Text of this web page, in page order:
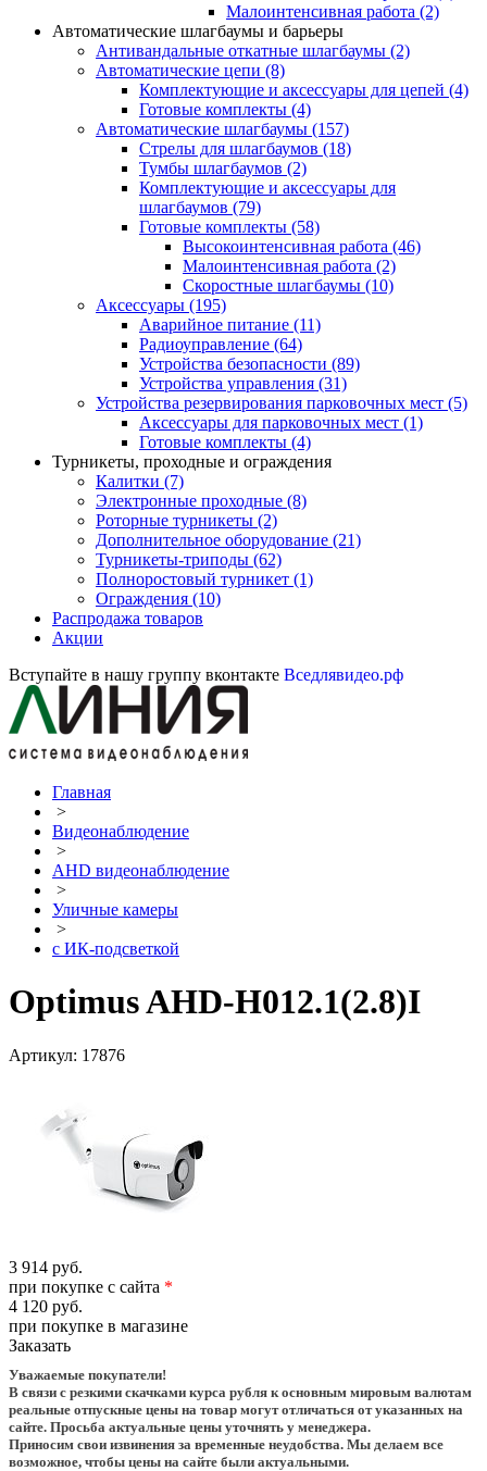
Малоинтенсивная работа (2)
Автоматические шлагбаумы и барьеры
Антивандальные откатные шлагбаумы (2)
Автоматические цепи (8)
Комплектующие и аксессуары для цепей (4)
Готовые комплекты (4)
Автоматические шлагбаумы (157)
Стрелы для шлагбаумов (18)
Тумбы шлагбаумов (2)
Комплектующие и аксессуары для
шлагбаумов (79)
Готовые комплекты (58)
Высокоинтенсивная работа (46)
Малоинтенсивная работа (2)
Скоростные шлагбаумы (10)
Аксессуары (195)
Аварийное питание (11)
Радиоуправление (64)
Устройства безопасности (89)
Устройства управления (31)
Устройства резервирования парковочных мест (5)
Аксессуары для парковочных мест (1)
Готовые комплекты (4)
Турникеты, проходные и ограждения
Калитки (7)
Электронные проходные (8)
Роторные турникеты (2)
Дополнительное оборудование (21)
Турникеты-триподы (62)
Полноростовый турникет (1)
Ограждения (10)
Распродажа товаров
Акции
Вступайте в нашу группу вконтакте Вседлявидео.рф
Главная
>
Видеонаблюдение
>
AHD видеонаблюдение
>
Уличные камеры
>
с ИК-подсветкой
Optimus AHD-H012.1(2.8)I
Артикул: 17876
3 914 руб.
при покупке с сайта *
4 120 руб.
при покупке в магазине
Заказать
Уважаемые покупатели!
В связи с резкими скачками курса рубля к основным мировым валютам
реальные отпускные цены на товар могут отличаться от указанных на
сайте. Просьба актуальные цены уточнять у менеджера.
Приносим свои извинения за временные неудобства. Мы делаем все
возможное, чтобы цены на сайте были актуальными.